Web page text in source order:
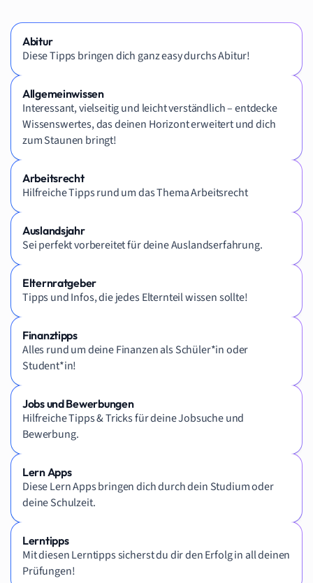
Abitur
Diese Tipps bringen dich ganz easy durchs Abitur!
Allgemeinwissen
Interessant, vielseitig und leicht verständlich – entdecke
Wissenswertes, das deinen Horizont erweitert und dich
zum Staunen bringt!
Arbeitsrecht
Hilfreiche Tipps rund um das Thema Arbeitsrecht
Auslandsjahr
Sei perfekt vorbereitet für deine Auslandserfahrung.
Elternratgeber
Tipps und Infos, die jedes Elternteil wissen sollte!
Finanztipps
Alles rund um deine Finanzen als Schüler*in oder
Student*in!
Jobs und Bewerbungen
Hilfreiche Tipps & Tricks für deine Jobsuche und
Bewerbung.
Lern Apps
Diese Lern Apps bringen dich durch dein Studium oder
deine Schulzeit.
Lerntipps
Mit diesen Lerntipps sicherst du dir den Erfolg in all deinen
Prüfungen!